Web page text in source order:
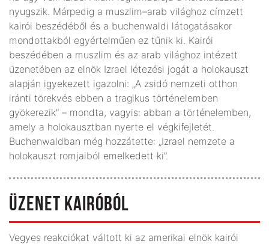
nyugszik. Márpedig a muszlim–arab világhoz címzett
kairói beszédéből és a buchenwaldi látogatásakor
mondottakból egyértelműen ez tűnik ki. Kairói
beszédében a muszlim és az arab világhoz intézett
üzenetében az elnök Izrael létezési jogát a holokauszt
alapján igyekezett igazolni: „A zsidó nemzeti otthon
iránti törekvés ebben a tragikus történelemben
gyökerezik” – mondta, vagyis: abban a történelemben,
amely a holokausztban nyerte el végkifejletét.
Buchenwaldban még hozzátette: „Izrael nemzete a
holokauszt romjaiból emelkedett ki”.
ÜZENET KAIRÓBÓL
Vegyes reakciókat váltott ki az amerikai elnök kairói